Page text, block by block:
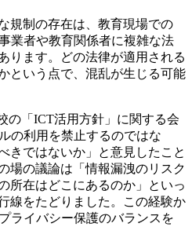
規制の存在は、教育現場での
業者や教育関係者に複雑な法
ります。どの法律が適用される
という点で、混乱が生じる可能
の「ICT活用方針」に関する会
の利用を禁止するのではな
きではないか」と意見したこと
場の議論は「情報漏洩のリスク
所在はどこにあるのか」といっ
線をたどりました。この経験か
ライバシー保護のバランスを